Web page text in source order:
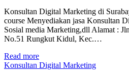
Konsultan Digital Marketing di
course Menyediakan jasa Konsultan
Sosial media Marketing,dll Alamat :
No.51 Rungkut Kidul, Kec.…
Read more
Konsultan Digital Marketing